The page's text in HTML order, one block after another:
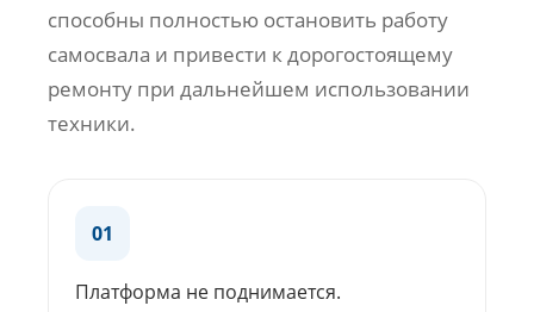
способны полностью остановить работу
самосвала и привести к дорогостоящему
ремонту при дальнейшем использовании
техники.
01
Платформа не поднимается.